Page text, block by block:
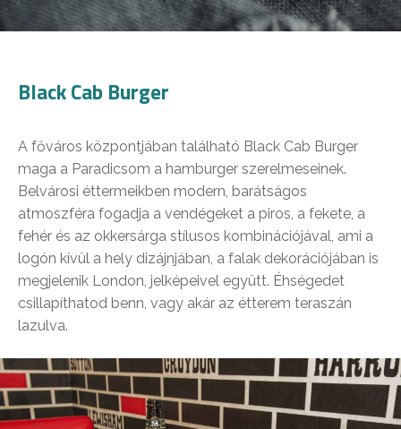
Black Cab Burger
A főváros központjában található Black Cab Burger
maga a Paradicsom a hamburger szerelmeseinek.
Belvárosi éttermeikben modern, barátságos
atmoszféra fogadja a vendégeket a piros, a fekete, a
fehér és az okkersárga stílusos kombinációjával, ami a
logón kívül a hely dizájnjában, a falak dekorációjában is
megjelenik London, jelképeivel együtt. Éhségedet
csillapíthatod benn, vagy akár az étterem teraszán
lazulva.